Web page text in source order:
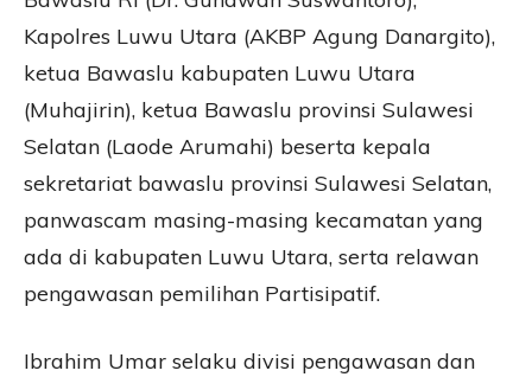
Kapolres Luwu Utara (AKBP Agung Danargito),
ketua Bawaslu kabupaten Luwu Utara
(Muhajirin), ketua Bawaslu provinsi Sulawesi
Selatan (Laode Arumahi) beserta kepala
sekretariat bawaslu provinsi Sulawesi Selatan,
panwascam masing-masing kecamatan yang
ada di kabupaten Luwu Utara, serta relawan
pengawasan pemilihan Partisipatif.
Ibrahim Umar selaku divisi pengawasan dan